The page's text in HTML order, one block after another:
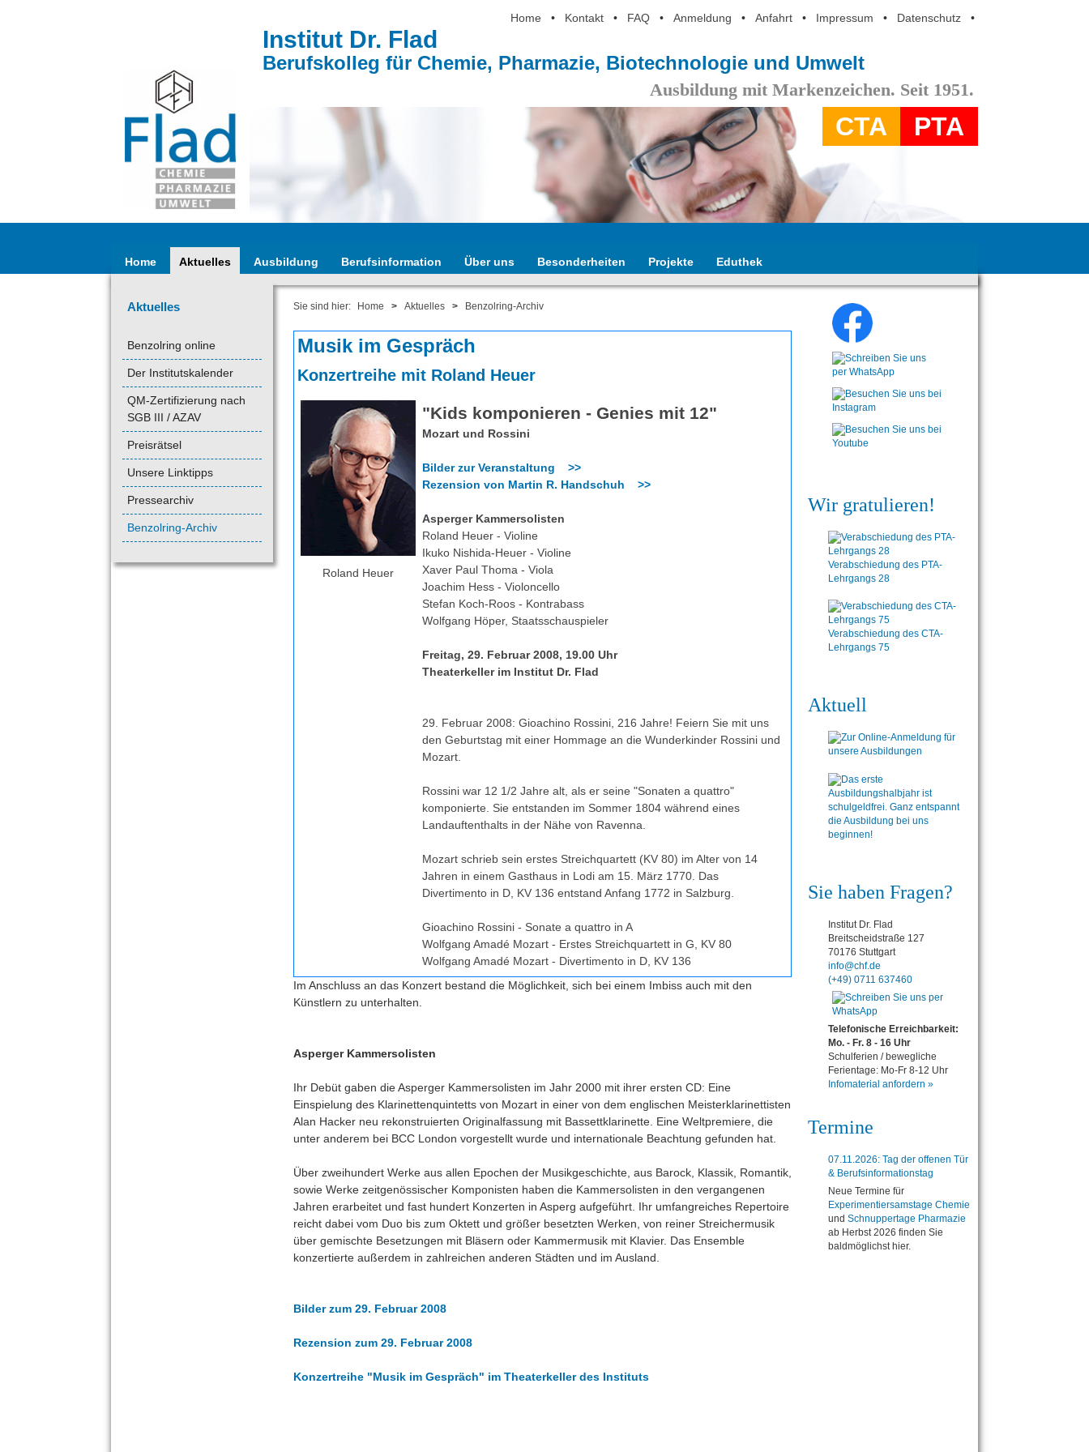
Home • Kontakt • FAQ • Anmeldung • Anfahrt • Impressum • Datenschutz •
Institut Dr. Flad
Berufskolleg für Chemie, Pharmazie, Biotechnologie und Umwelt
Ausbildung mit Markenzeichen. Seit 1951.
CTA PTA
Home Aktuelles Ausbildung Berufsinformation Über uns Besonderheiten Projekte Eduthek
Aktuelles
Benzolring online
Der Institutskalender
QM-Zertifizierung nach
SGB III / AZAV
Preisrätsel
Unsere Linktipps
Pressearchiv
Benzolring-Archiv
Sie sind hier: Home > Aktuelles > Benzolring-Archiv
Musik im Gespräch
Konzertreihe mit Roland Heuer
Roland Heuer
"Kids komponieren - Genies mit 12"
Mozart und Rossini
Bilder zur Veranstaltung >>
Rezension von Martin R. Handschuh >>
Asperger Kammersolisten
Roland Heuer - Violine
Ikuko Nishida-Heuer - Violine
Xaver Paul Thoma - Viola
Joachim Hess - Violoncello
Stefan Koch-Roos - Kontrabass
Wolfgang Höper, Staatsschauspieler
Freitag, 29. Februar 2008, 19.00 Uhr
Theaterkeller im Institut Dr. Flad
29. Februar 2008: Gioachino Rossini, 216 Jahre! Feiern Sie mit uns
den Geburtstag mit einer Hommage an die Wunderkinder Rossini und
Mozart.
Rossini war 12 1/2 Jahre alt, als er seine "Sonaten a quattro"
komponierte. Sie entstanden im Sommer 1804 während eines
Landauftenthalts in der Nähe von Ravenna.
Mozart schrieb sein erstes Streichquartett (KV 80) im Alter von 14
Jahren in einem Gasthaus in Lodi am 15. März 1770. Das
Divertimento in D, KV 136 entstand Anfang 1772 in Salzburg.
Gioachino Rossini - Sonate a quattro in A
Wolfgang Amadé Mozart - Erstes Streichquartett in G, KV 80
Wolfgang Amadé Mozart - Divertimento in D, KV 136
Im Anschluss an das Konzert bestand die Möglichkeit, sich bei einem Imbiss auch mit den
Künstlern zu unterhalten.
Asperger Kammersolisten
Ihr Debüt gaben die Asperger Kammersolisten im Jahr 2000 mit ihrer ersten CD: Eine
Einspielung des Klarinettenquintetts von Mozart in einer von dem englischen Meisterklarinettisten
Alan Hacker neu rekonstruierten Originalfassung mit Bassettklarinette. Eine Weltpremiere, die
unter anderem bei BCC London vorgestellt wurde und internationale Beachtung gefunden hat.
Über zweihundert Werke aus allen Epochen der Musikgeschichte, aus Barock, Klassik, Romantik,
sowie Werke zeitgenössischer Komponisten haben die Kammersolisten in den vergangenen
Jahren erarbeitet und fast hundert Konzerten in Asperg aufgeführt. Ihr umfangreiches Repertoire
reicht dabei vom Duo bis zum Oktett und größer besetzten Werken, von reiner Streichermusik
über gemischte Besetzungen mit Bläsern oder Kammermusik mit Klavier. Das Ensemble
konzertierte außerdem in zahlreichen anderen Städten und im Ausland.
Bilder zum 29. Februar 2008
Rezension zum 29. Februar 2008
Konzertreihe "Musik im Gespräch" im Theaterkeller des Instituts
Wir gratulieren!
Verabschiedung des PTA-
Lehrgangs 28
Verabschiedung des CTA-
Lehrgangs 75
Aktuell
Sie haben Fragen?
Institut Dr. Flad
Breitscheidstraße 127
70176 Stuttgart
info@chf.de
(+49) 0711 637460
Telefonische Erreichbarkeit:
Mo. - Fr. 8 - 16 Uhr
Schulferien / bewegliche
Ferientage: Mo-Fr 8-12 Uhr
Infomaterial anfordern »
Termine
07.11.2026: Tag der offenen Tür
& Berufsinformationstag
Neue Termine für
Experimentiersamstage Chemie
und Schnuppertage Pharmazie
ab Herbst 2026 finden Sie
baldmöglichst hier.